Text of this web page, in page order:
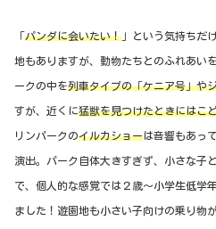
パンダに会いたい！ 」という気持ちだ
地もありますが、動物たちとのふれあい
ークの中を列車タイプの「ケニア号」や
すが、近くに猛獣を見つけたときにはこ
リンパークのイルカショーは音響もあっ
演出。パーク自体大きすぎず、小さな子
で、個人的な感覚では２歳〜小学生低学
ました！遊園地も小さい子向けの乗り物